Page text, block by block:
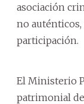
asociación
no
participación.
El Ministerio
patrimonial de